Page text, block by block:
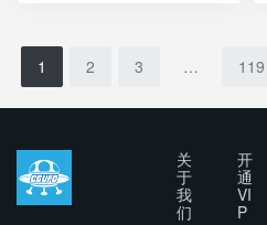
1 2 3 … 119
关
于
我
们
开
通
VI
P